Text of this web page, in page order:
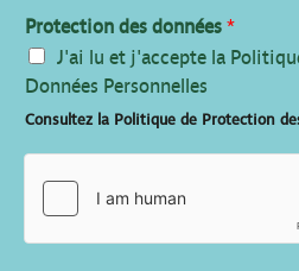
Protection des données *
J'ai lu et j'accepte la
Données Personnelles
Consultez la Politique de Protection